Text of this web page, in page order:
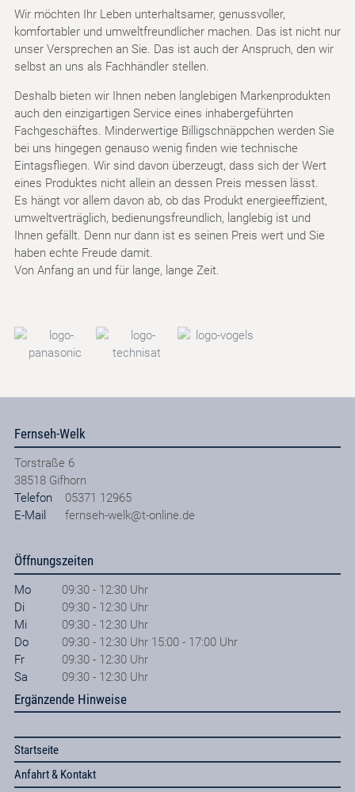
Wir möchten Ihr Leben unterhaltsamer, genussvoller,
komfortabler und umweltfreundlicher machen. Das ist nicht nur
unser Versprechen an Sie. Das ist auch der Anspruch, den wir
selbst an uns als Fachhändler stellen.
Deshalb bieten wir Ihnen neben langlebigen Markenprodukten
auch den einzigartigen Service eines inhabergeführten
Fachgeschäftes. Minderwertige Billigschnäppchen werden Sie
bei uns hingegen genauso wenig finden wie technische
Eintagsfliegen. Wir sind davon überzeugt, dass sich der Wert
eines Produktes nicht allein an dessen Preis messen lässt.
Es hängt vor allem davon ab, ob das Produkt energieeffizient,
umweltverträglich, bedienungsfreundlich, langlebig ist und
Ihnen gefällt. Denn nur dann ist es seinen Preis wert und Sie
haben echte Freude damit.
Von Anfang an und für lange, lange Zeit.
Fernseh-Welk
Torstraße 6
38518 Gifhorn
Telefon
05371 12965
E-Mail
fernseh-welk@t-online.de
Öffnungszeiten
Mo
09:30 - 12:30 Uhr
Di
09:30 - 12:30 Uhr
Mi
09:30 - 12:30 Uhr
Do
09:30 - 12:30 Uhr 15:00 - 17:00 Uhr
Fr
09:30 - 12:30 Uhr
Sa
09:30 - 12:30 Uhr
Ergänzende Hinweise
Startseite
Anfahrt & Kontakt